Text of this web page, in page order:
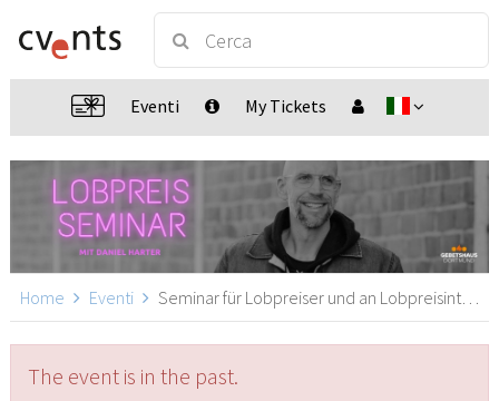
Eventi My Tickets
Home Eventi Seminar für Lobpreiser und an Lobpreisinteressierte + Lobpreisabend, Dortmund
The event is in the past.